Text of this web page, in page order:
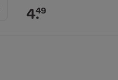
4.49